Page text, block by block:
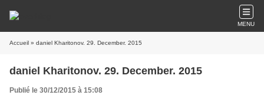
MENU
Accueil » daniel Kharitonov. 29. December. 2015
daniel Kharitonov. 29. December. 2015
Publié le 30/12/2015 à 15:08